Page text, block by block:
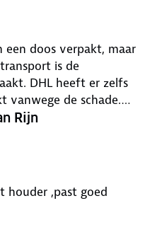
handleiding
met de Smartwares
de perfecte
hebben
je de
op de door jou
A, B en C
wet- en regelgeving
een doos verpakt, maar
DHL heeft er zelfs
vanwege de schade.
heb ik alle artikelen
was ook slordig
Rijn
houder ,past goed